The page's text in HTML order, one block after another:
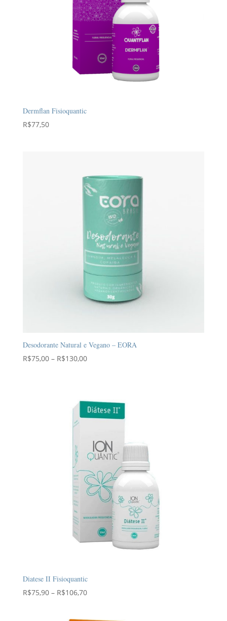
Dermflan Fisioquantic
R$77,50
Desodorante Natural e Vegano – EORA
R$75,00 – R$130,00Faixa
através
R$130,00
Diatese II Fisioquantic
R$75,90 – R$106,70Faixa